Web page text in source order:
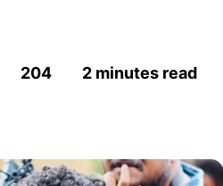
204 2 minutes read